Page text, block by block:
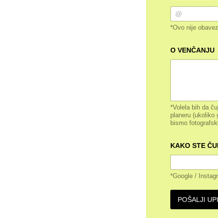
*Ovo nije
O VENČANJU
*Volela bih da
planeru
bismo
KAKO STE
*Google /
POŠALJI